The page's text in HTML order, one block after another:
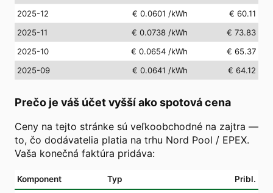
2025-12
€ 0.0601 /kWh
€ 60.11
2025-11
€ 0.0738 /kWh
€ 73.83
2025-10
€ 0.0654 /kWh
€ 65.37
2025-09
€ 0.0641 /kWh € 64.12
Prečo je váš účet vyšší ako spotová cena
Ceny na tejto stránke sú veľkoobchodné na zajtra —
to, čo dodávatelia platia na trhu Nord Pool / EPEX.
Vaša konečná faktúra pridáva:
Komponent Typ Pribl.